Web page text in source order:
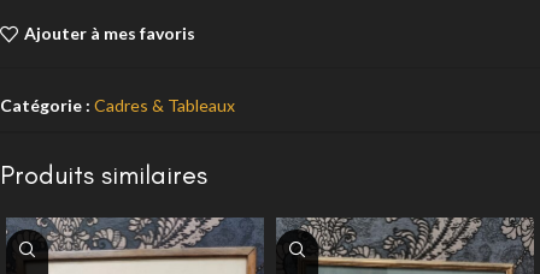
Ajouter à mes favoris
Catégorie : Cadres & Tableaux
Produits similaires